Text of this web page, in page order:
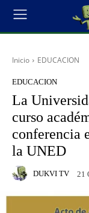
Inicio EDUCACION
EDUCACION
La
curso
conferencia
la UNED
DUKVI TV 21